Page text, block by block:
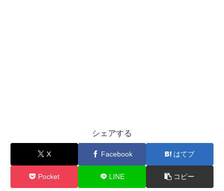
シェアする
X Facebook はてブ
Pocket LINE コピー